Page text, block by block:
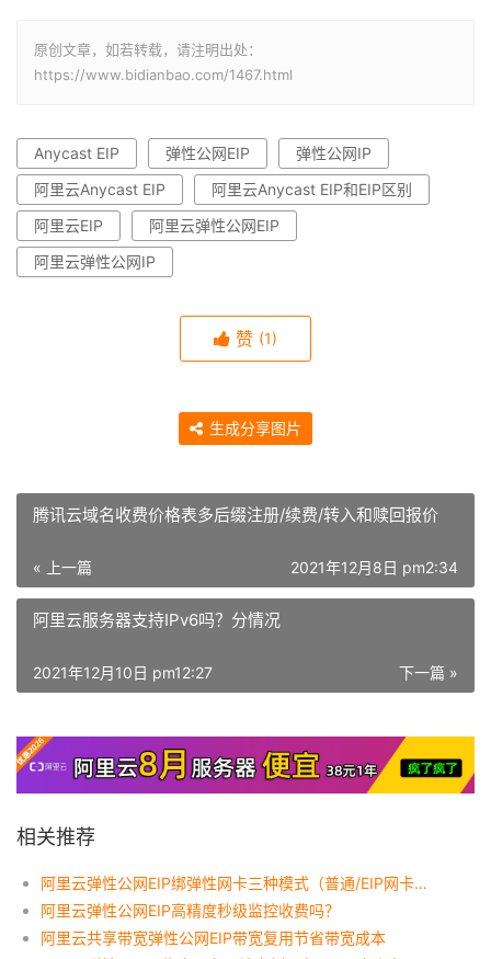
原创文章，如若转载，请注明出处：
https://www.bidianbao.com/1467.html
Anycast EIP 弹性公网EIP
弹性公网IP
阿里云Anycast EIP
阿里云Anycast EIP和EIP区别
阿里云EIP
阿里云弹性公网EIP
阿里云弹性公网IP
赞 (1)
生成分享图片
腾讯云域名收费价格表多后缀注册/续费/转入和赎回报价
« 上一篇 2021年12月8日 pm2:34
阿里云服务器支持IPv6吗？分情况
下一篇 »
2021年12月10日 pm12:27
相关推荐
阿里云弹性公网EIP绑弹性网卡三种模式（普通/EIP网卡可见/多EIP网卡可见）
阿里云弹性公网EIP高精度秒级监控收费吗？
阿里云共享带宽弹性公网EIP带宽复用节省带宽成本